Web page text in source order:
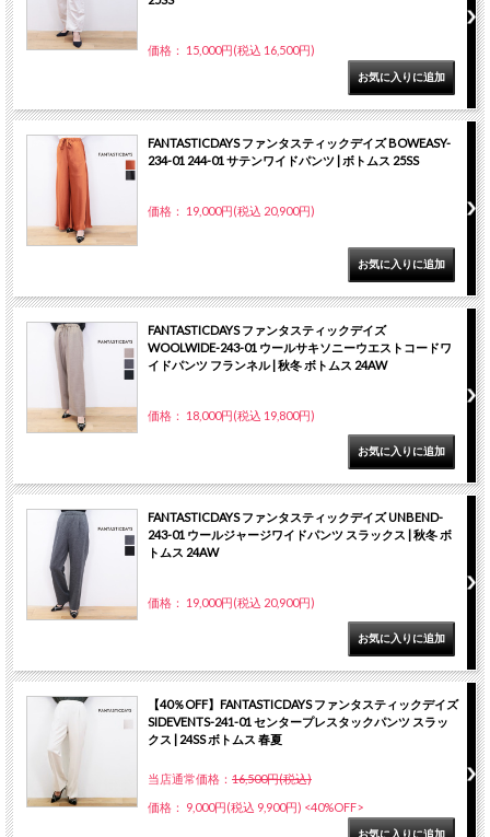
価格： 15,000円(税込 16,500円)
FANTASTICDAYS ファンタスティックデイズ BOWEASY-
234-01 244-01 サテンワイドパンツ | ボトムス 25SS
価格： 19,000円(税込 20,900円)
FANTASTICDAYS ファンタスティックデイズ
WOOLWIDE-243-01 ウールサキソニーウエストコードワ
イドパンツ フランネル | 秋冬 ボトムス 24AW
価格： 18,000円(税込 19,800円)
FANTASTICDAYS ファンタスティックデイズ UNBEND-
243-01 ウールジャージワイドパンツ スラックス | 秋冬 ボ
トムス 24AW
価格： 19,000円(税込 20,900円)
【40％OFF】FANTASTICDAYS ファンタスティックデイズ
SIDEVENTS-241-01 センタープレスタックパンツ スラッ
クス | 24SS ボトムス 春夏
当店通常価格： 16,500円(税込)
価格： 9,000円(税込 9,900円) <40%OFF>